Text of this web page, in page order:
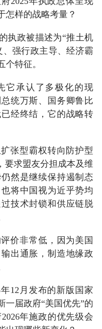
怎样的战略考量？
执政被描述为“推土机
强行政主导、经济霸
特征。
它承认了多极化的现
统万斯、国务卿鲁比
经终结，它的战略转
张型霸权转向防护型
要求盟友分担成本及维
然是继续保持遏制态
将中国视为近乎势均
技术封锁和供应链脱
价非常低，因为美国
出通胀，制造地缘政
12月发布的新版国家
一届政府“美国优先”的
年施政的优先级会